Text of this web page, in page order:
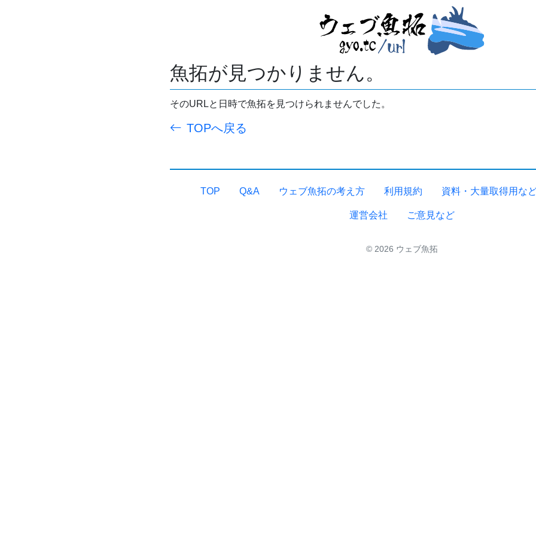
魚拓が見つかりません。
そのURLと日時で魚拓を見つけられませんでした。
TOPへ戻る
TOP Q&A ウェブ魚拓の考え方 利用規約 資料・大量取得用な
運営会社 ご意見など
© 2026 ウェブ魚拓